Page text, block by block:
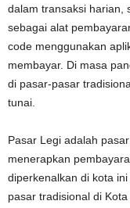
dalam transaksi harian,
sebagai alat
code menggunakan
membayar. Di masa
di pasar-pasar
tunai.
Pasar Legi adalah
menerapkan
diperkenalkan di kota
pasar tradisional di